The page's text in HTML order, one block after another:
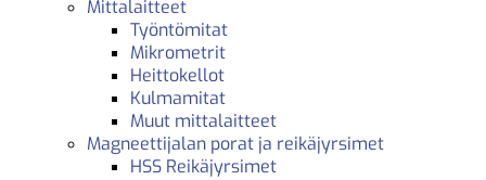
Mittalaitteet
Työntömitat
Mikrometrit
Heittokellot
Kulmamitat
Muut mittalaitteet
Magneettijalan porat ja reikäjyrsimet
HSS Reikäjyrsimet